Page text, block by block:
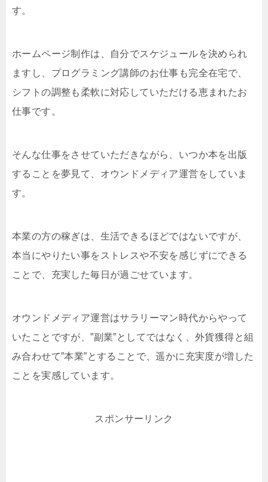
す。
ホームページ制作は、自分でスケジュールを決められ
ますし、プログラミング講師のお仕事も完全在宅で、
シフトの調整も柔軟に対応していただける恵まれたお
仕事です。
そんな仕事をさせていただきながら、いつか本を出版
することを夢見て、オウンドメディア運営をしていま
す。
本業の方の稼ぎは、生活できるほどではないですが、
本当にやりたい事をストレスや不安を感じずにできる
ことで、充実した毎日が過ごせています。
オウンドメディア運営はサラリーマン時代からやって
いたことですが、”副業”としてではなく、外貨獲得と組
み合わせて”本業”とすることで、遥かに充実度が増した
ことを実感しています。
スポンサーリンク